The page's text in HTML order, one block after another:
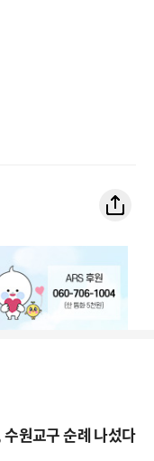
원교구 순례 나섰다